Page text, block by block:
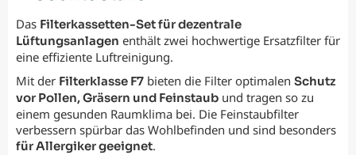
Das Filterkassetten-Set für dezentrale
Lüftungsanlagen enthält zwei hochwertige Ersatzfilter für
eine effiziente Luftreinigung.
Mit der Filterklasse F7 bieten die Filter optimalen Schutz
vor Pollen, Gräsern und Feinstaub und tragen so zu
einem gesunden Raumklima bei. Die Feinstaubfilter
verbessern spürbar das Wohlbefinden und sind besonders
für Allergiker geeignet.